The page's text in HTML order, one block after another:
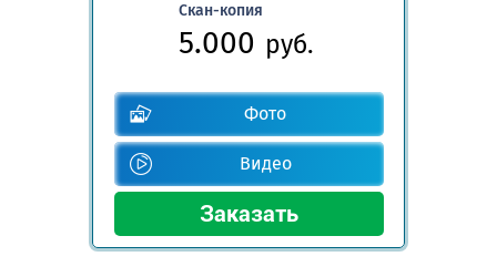
Скан-копия
5.000 руб.
Фото
Видео